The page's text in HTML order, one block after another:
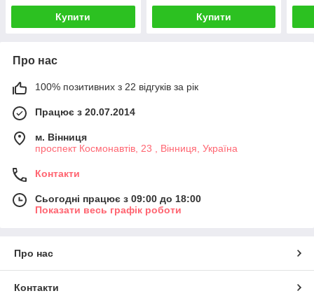
Купити Купити
Про нас
100% позитивних з 22 відгуків за рік
Працює з 20.07.2014
м. Вінниця
проспект Космонавтів, 23 , Вінниця, Україна
Контакти
Сьогодні працює з 09:00 до 18:00
Показати весь графік роботи
Про нас
Контакти